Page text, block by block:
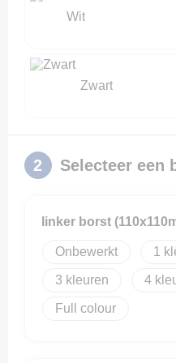
Wit
Zwart
2 Selecteer een
linker borst
Onbewerkt 1
3 4
Full colour